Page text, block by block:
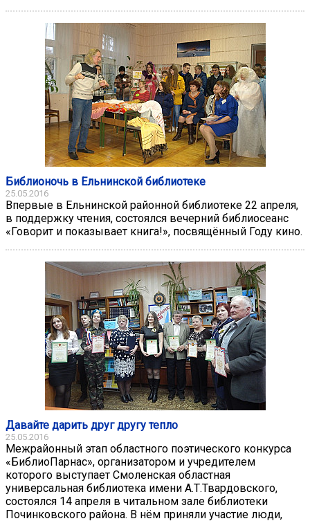
Библионочь в Ельнинской библиотеке
25.05.2016
Впервые в Ельнинской районной библиотеке 22 апреля,
в поддержку чтения, состоялся вечерний библиосеанс
«Говорит и показывает книга!», посвящённый Году кино.
Давайте дарить друг другу тепло
25.05.2016
Межрайонный этап областного поэтического конкурса
«БиблиоПарнас», организатором и учредителем
которого выступает Смоленская областная
универсальная библиотека имени А.Т.Твардовского,
состоялся 14 апреля в читальном зале библиотеки
Починковского района. В нём приняли участие люди,